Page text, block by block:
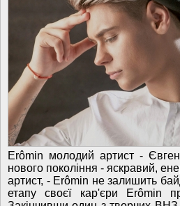
Erômin молодий артист -
нового покоління - яскравий,
артист, - Erômin не залишить
етапу своєї кар'єри Erômin